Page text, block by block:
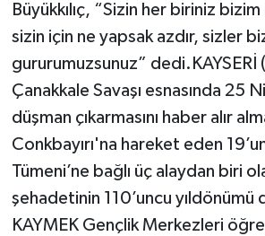
Büyükkılıç, “Sizin her biriniz
sizin için ne yapsak azdır, sizler
gururumuzsunuz” dedi.KAYSERİ
Çanakkale Savaşı esnasında 25
düşman çıkarmasını haber alır
Conkbayırı'na hareket eden
Tümeni’ne bağlı üç alaydan biri
şehadetinin 110’uncu yıldönümü
KAYMEK Gençlik Merkezleri